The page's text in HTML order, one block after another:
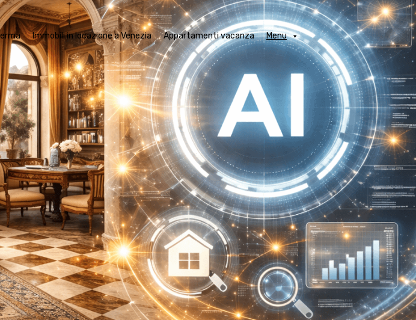
in vendita in terraferma Immobili in locazione a Venezia Appartamenti vacanza
Menu
Immobili in locazione a Venezia Appartamenti vacanza Menu